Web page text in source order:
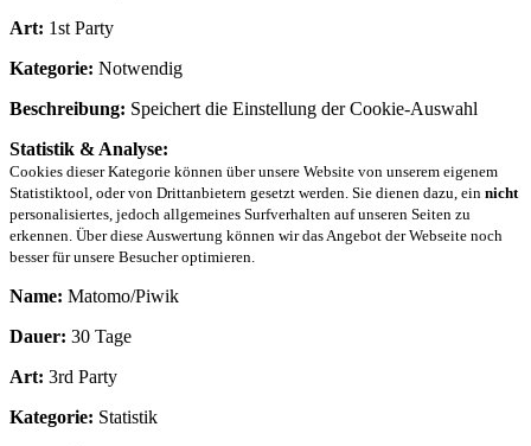
Art: 1st Party
Kategorie: Notwendig
Beschreibung: Speichert die Einstellung der Cookie-Auswahl
Statistik & Analyse:
Cookies dieser Kategorie können über unsere Website von unserem eigenem
Statistiktool, oder von Drittanbietern gesetzt werden. Sie dienen dazu, ein nicht
personalisiertes, jedoch allgemeines Surfverhalten auf unseren Seiten zu
erkennen. Über diese Auswertung können wir das Angebot der Webseite noch
besser für unsere Besucher optimieren.
Name: Matomo/Piwik
Dauer: 30 Tage
Art: 3rd Party
Kategorie: Statistik